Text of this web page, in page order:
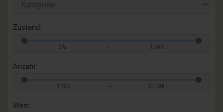
Zustand:
5% - 100%
Anzahl:
1 Stk. - 31 Stk.
Wert: